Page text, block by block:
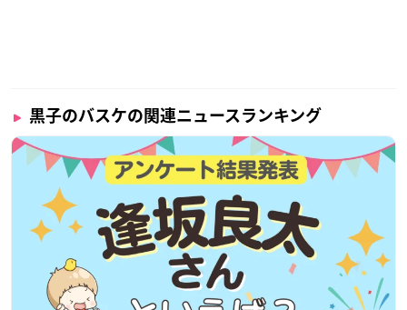
黒子のバスケの関連ニュースランキング